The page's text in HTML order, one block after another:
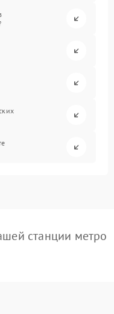
станции метро